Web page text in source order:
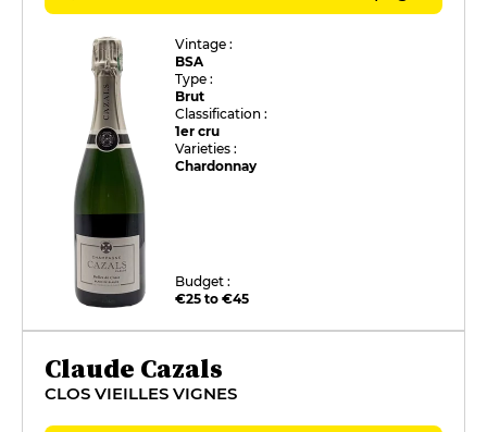
Vintage :
BSA
Type :
Brut
Classification :
1er cru
Varieties :
Chardonnay
Budget :
€25 to €45
Claude Cazals
CLOS VIEILLES VIGNES